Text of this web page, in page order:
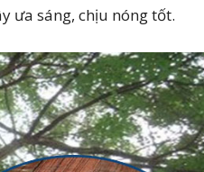
ưa sáng, chịu nóng tốt.